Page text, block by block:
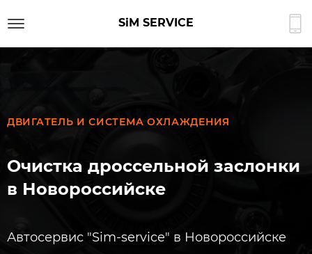
SiM SERVICE
ДВИГАТЕЛЬ И СИСТЕМА ОХЛАЖДЕНИЯ
Очистка дроссельной заслонки
в Новороссийске
Автосервис "Sim-service" в Новороссийске